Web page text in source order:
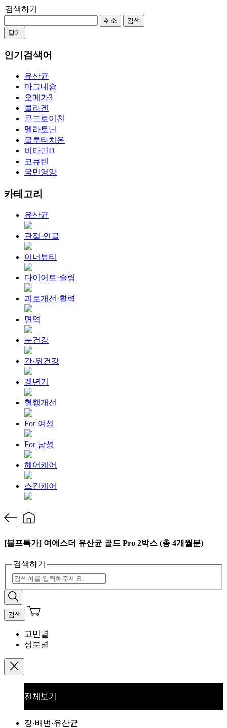
검색하기
취소
검색
닫기
인기검색어
유산균
마그네슘
오메가3
콜라겐
콘드로이친
멜라토닌
글루타치온
비타민D
코큐텐
국민영양
카테고리
유산균
관절·연골
이너뷰티
다이어트·슬림
피로개선·활력
면역
눈건강
간·위건강
갱년기
혈행개선
For 여성
For 남성
헤어케어
스킨케어
[블프특가] 여에스더 유산균 골드 Pro 2박스 (총 4개월분)
검색하기
검색
고민별
성분별
전체보기
장·배변·유산균